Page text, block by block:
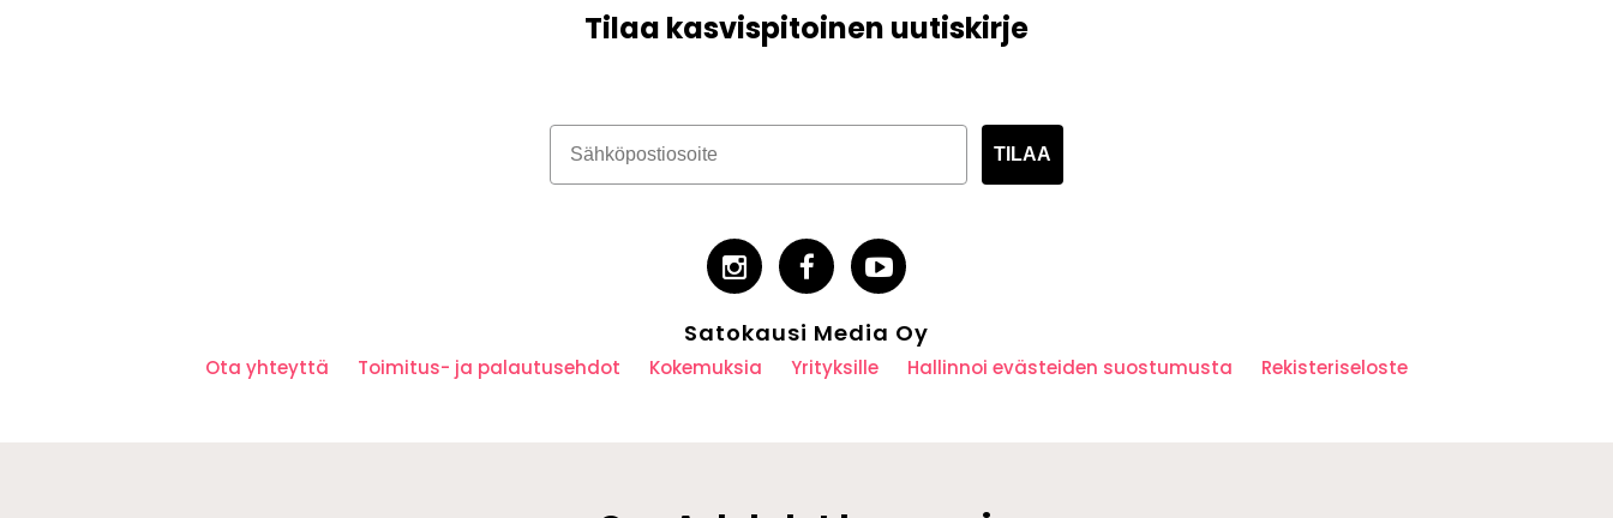
Tilaa kasvispitoinen uutiskirje
TILAA
Satokausi Media Oy
Ota yhteyttä Toimitus- ja palautusehdot Kokemuksia Yrityksille Hallinnoi evästeiden suostumusta Rekisteriseloste